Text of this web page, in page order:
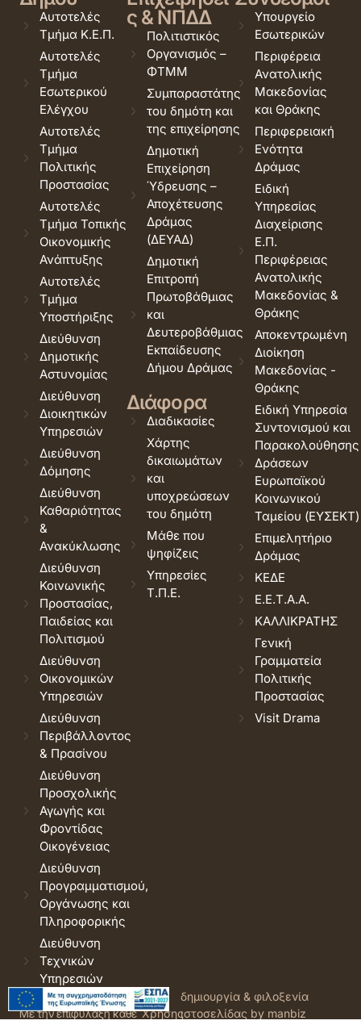
Αυτοτελές
Τμήμα Κ.Ε.Π.
Αυτοτελές
Τμήμα
Εσωτερικού
Ελέγχου
Αυτοτελές
Τμήμα
Πολιτικής
Προστασίας
Αυτοτελές
Τμήμα Τοπικής
Οικονομικής
Ανάπτυξης
Αυτοτελές
Τμήμα
Υποστήριξης
Διεύθυνση
Δημοτικής
Αστυνομίας
Διεύθυνση
Διοικητικών
Υπηρεσιών
Διεύθυνση
Δόμησης
Διεύθυνση
Καθαριότητας
&
Ανακύκλωσης
Διεύθυνση
Κοινωνικής
Προστασίας,
Παιδείας και
Πολιτισμού
Διεύθυνση
Οικονομικών
Υπηρεσιών
Διεύθυνση
Περιβάλλοντος
& Πρασίνου
Διεύθυνση
Προσχολικής
Αγωγής και
Φροντίδας
Οικογένειας
Διεύθυνση
Προγραμματισμού,
Οργάνωσης και
Πληροφορικής
Διεύθυνση
Τεχνικών
Υπηρεσιών
ς & ΝΠΔΔ
Πολιτιστικός
Οργανισμός –
ΦΤΜΜ
Συμπαραστάτης
του δημότη και
της επιχείρησης
Δημοτική
Επιχείρηση
Ύδρευσης –
Αποχέτευσης
Δράμας
(ΔΕΥΑΔ)
Δημοτική
Επιτροπή
Πρωτοβάθμιας
και
Δευτεροβάθμιας
Εκπαίδευσης
Δήμου Δράμας
Διάφορα
Διαδικασίες
Χάρτης
δικαιωμάτων
και
υποχρεώσεων
του δημότη
Μάθε που
ψηφίζεις
Υπηρεσίες
Τ.Π.Ε.
Υπουργείο
Εσωτερικών
Περιφέρεια
Ανατολικής
Μακεδονίας
και Θράκης
Περιφερειακή
Ενότητα
Δράμας
Ειδική
Υπηρεσίας
Διαχείρισης
Ε.Π.
Περιφέρειας
Ανατολικής
Μακεδονίας &
Θράκης
Αποκεντρωμένη
Διοίκηση
Μακεδονίας -
Θράκης
Ειδική Υπηρεσία
Συντονισμού και
Παρακολούθησης
Δράσεων
Ευρωπαϊκού
Κοινωνικού
Ταμείου (ΕΥΣΕΚΤ)
Επιμελητήριο
Δράμας
ΚΕΔΕ
Ε.Ε.Τ.Α.Α.
ΚΑΛΛΙΚΡΑΤΗΣ
Γενική
Γραμματεία
Πολιτικής
Προστασίας
Visit Drama
© 2026 Δήμος Δράμας.
Με την επιφύλαξη κάθε
Όροι
Χρήσης
δημιουργία & φιλοξενία
ιστοσελίδας by manbiz